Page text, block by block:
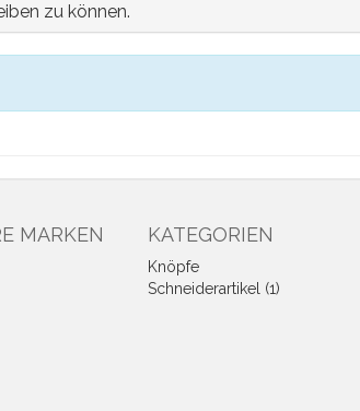
zu können.
MARKEN KATEGORIEN
Knöpfe
Schneiderartikel (1)